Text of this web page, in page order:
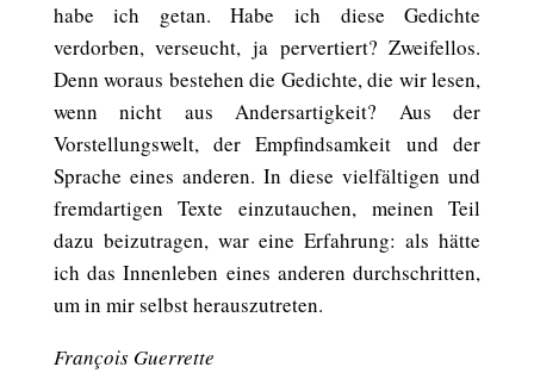
habe ich getan. Habe ich diese Gedichte
verdorben, verseucht, ja pervertiert? Zweifellos.
Denn woraus bestehen die Gedichte, die wir lesen,
wenn nicht aus Andersartigkeit? Aus der
Vorstellungswelt, der Empfindsamkeit und der
Sprache eines anderen. In diese vielfältigen und
fremdartigen Texte einzutauchen, meinen Teil
dazu beizutragen, war eine Erfahrung: als hätte
ich das Innenleben eines anderen durchschritten,
um in mir selbst herauszutreten.
François Guerrette